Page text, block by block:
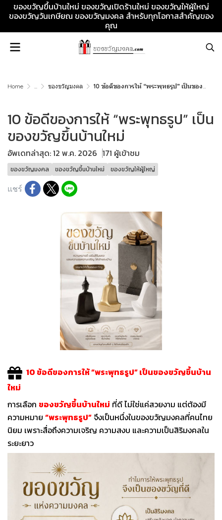
ของขวัญขึ้นบ้านใหม่ ของขวัญเปิดร้านใหม่ ของขวัญให้ผู้ใหญ่
ของขวัญวันเกษียณ ของขวัญมงคล สำหรับทุกโอกาสสำคัญของ
คุณ
Home ... ของขวัญมงคล 10 ข้อดีของการให้ “พระพุทธรูป” เป็นของขวัญขึ้นบ้านใหม่
10 ข้อดีของการให้ “พระพุทธรูป” เป็น
ของขวัญขึ้นบ้านใหม่
อัพเดทล่าสุด: 12 พ.ค. 2026 171 ผู้เข้าชม
ของขวัญมงคล ของขวัญขึ้นบ้านใหม่ ของขวัญให้ผู้ใหญ่
แชร์
10 ข้อดีของการให้ “พระพุทธรูป” เป็นของขวัญขึ้นบ้าน
ใหม่
การเลือก ของขวัญขึ้นบ้านใหม่ ที่ดี ไม่ใช่แค่สวยงาม แต่ต้องมี
ความหมาย “พระพุทธรูป”จึงเป็นหนึ่งในของขวัญมงคลที่คนไทย
นิยม เพราะสื่อถึงความเจริญ ความสงบ และความเป็นสิริมงคลใน
ระยะยาว